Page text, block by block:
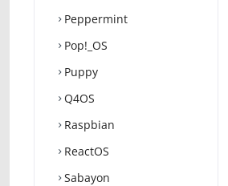
Peppermint
Pop!_OS
Puppy
Q4OS
Raspbian
ReactOS
Sabayon